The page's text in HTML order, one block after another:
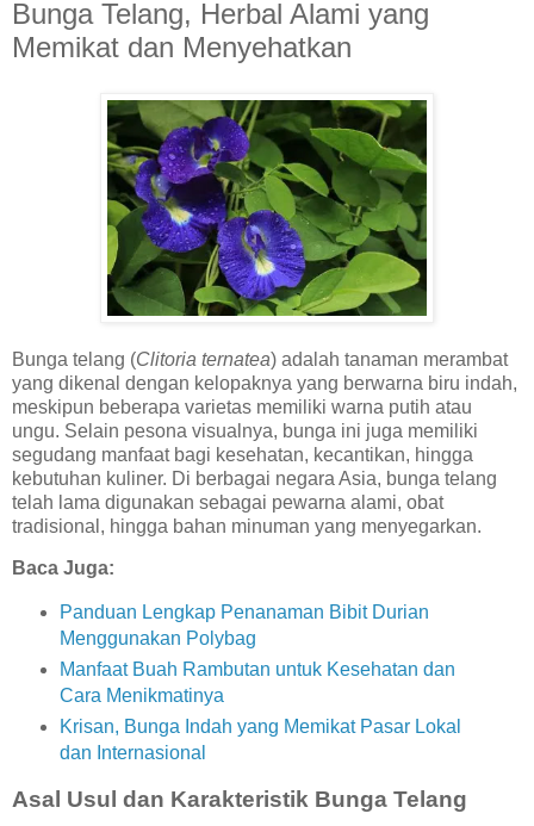
Bunga Telang, Herbal Alami yang
Memikat dan Menyehatkan
Bunga telang (Clitoria ternatea) adalah tanaman merambat
yang dikenal dengan kelopaknya yang berwarna biru indah,
meskipun beberapa varietas memiliki warna putih atau
ungu. Selain pesona visualnya, bunga ini juga memiliki
segudang manfaat bagi kesehatan, kecantikan, hingga
kebutuhan kuliner. Di berbagai negara Asia, bunga telang
telah lama digunakan sebagai pewarna alami, obat
tradisional, hingga bahan minuman yang menyegarkan.
Baca Juga:
Panduan Lengkap Penanaman Bibit Durian
Menggunakan Polybag
Manfaat Buah Rambutan untuk Kesehatan dan
Cara Menikmatinya
Krisan, Bunga Indah yang Memikat Pasar Lokal
dan Internasional
Asal Usul dan Karakteristik Bunga Telang